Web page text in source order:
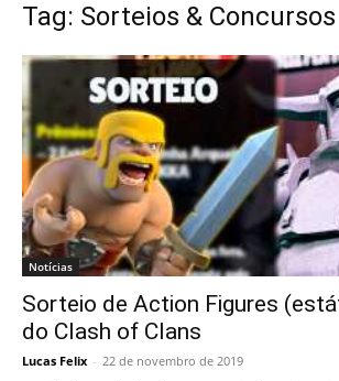
Tag: Sorteios & Concursos
Notícias
Sorteio de Action Figures
do Clash of Clans
Lucas Felix - 22 de novembro de 2019